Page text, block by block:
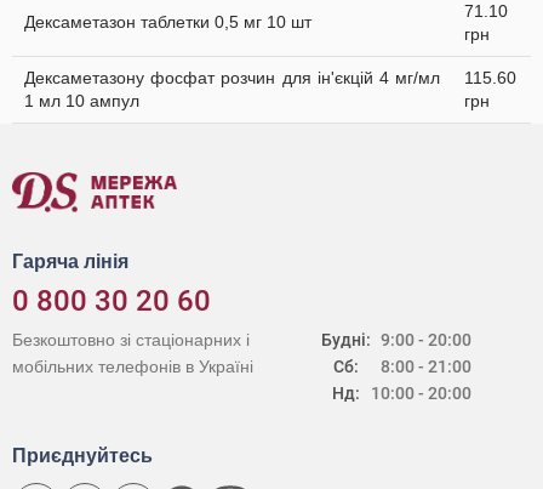
Дексаметазон таблетки 0,5 мг 10 шт
71.10
грн
Дексаметазону фосфат розчин для ін'єкцій 4 мг/мл
1 мл 10 ампул
115.60
грн
Гаряча лінія
0 800 30 20 60
Будні:
Сб:
Нд:
9:00 - 20:00
8:00 - 21:00
10:00 - 20:00
Безкоштовно зі стаціонарних і
мобільних телефонів в Україні
Приєднуйтесь